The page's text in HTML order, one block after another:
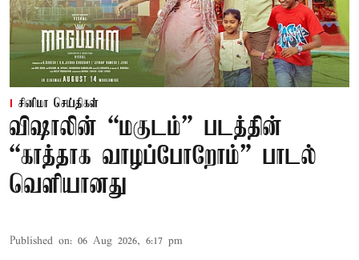
சினிமா செய்திகள்
விஷாலின் “மகுடம்” படத்தின்
“காத்தாக வாழப்போறோம்” பாடல்
வெளியானது
Published on: 06 Aug 2026, 6:17 pm